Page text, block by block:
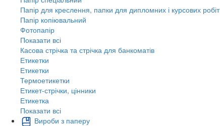
Папір для креслення, папки для дипломних і курсових робіт
Папір копіювальний
Фотопапір
Показати всі
Касова стрічка та стрічка для банкоматів
Етикетки
Етикетки
Термоетикетки
Етикет-стрічки, цінники
Етикетка
Показати всі
Вироби з паперу